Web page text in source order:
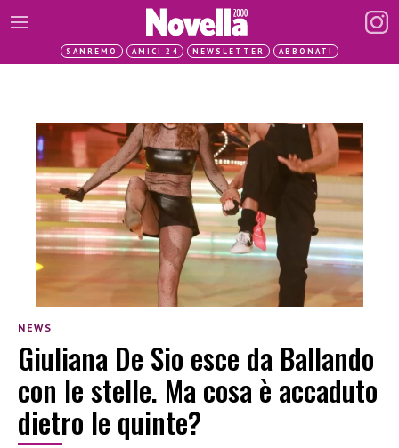
SANREMO AMICI 24 NEWSLETTER ABBONATI
NEWS
Giuliana De Sio esce da Ballando
con le stelle. Ma cosa è accaduto
dietro le quinte?